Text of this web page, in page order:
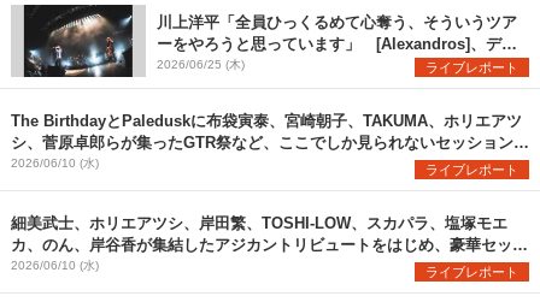
川上洋平「全員ひっくるめて心奪う、そういうツア
ーをやろうと思っています」 [Alexandros]、デビ
ュー16年の歴史を網羅するようなセトリで『YOU
ARE WELCOME TOUR』開幕
2026/06/25 (木) ライブレポート
The BirthdayとPaleduskに布袋寅泰、宮崎朝子、TAKUMA、ホリエアツ
シ、菅原卓郎らが集ったGTR祭など、ここでしか見られないセッションが
実現した『ARABAKI ROCK FEST.26』2日目、濃厚レポート！
2026/06/10 (水) ライブレポート
細美武士、ホリエアツシ、岸田繁、TOSHI-LOW、スカパラ、塩塚モエ
カ、のん、岸谷香が集結したアジカントリビュートをはじめ、豪華セッシ
ョンが実現した『ARABAKI ROCK FEST.26』初日、濃厚レポート！
2026/06/10 (水) ライブレポート